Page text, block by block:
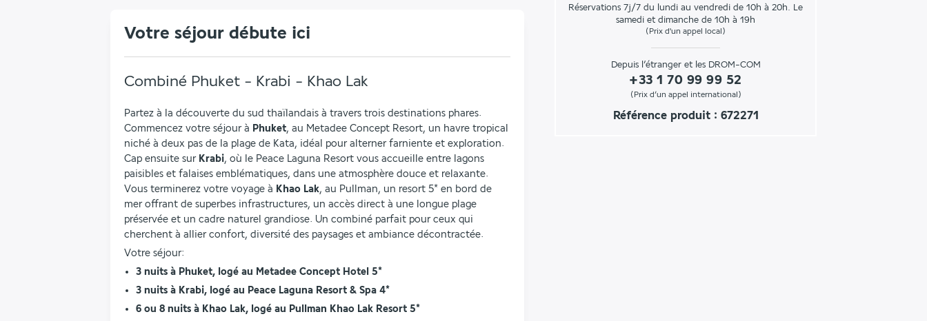
Réservations 7j/7 du lundi au vendredi de 10h à 20h. Le
samedi et dimanche de 10h à 19h
(Prix d'un appel local)
Depuis l’étranger et les DROM-COM
+33 1 70 99 99 52
(Prix d’un appel international)
Référence produit : 672271
Votre séjour débute ici
Combiné Phuket - Krabi - Khao Lak
Partez à la découverte du sud thaïlandais à travers trois destinations phares.
Commencez votre séjour à Phuket, au Metadee Concept Resort, un havre tropical
niché à deux pas de la plage de Kata, idéal pour alterner farniente et exploration.
Cap ensuite sur Krabi, où le Peace Laguna Resort vous accueille entre lagons
paisibles et falaises emblématiques, dans une atmosphère douce et relaxante.
Vous terminerez votre voyage à Khao Lak, au Pullman, un resort 5* en bord de
mer offrant de superbes infrastructures, un accès direct à une longue plage
préservée et un cadre naturel grandiose. Un combiné parfait pour ceux qui
cherchent à allier confort, diversité des paysages et ambiance décontractée.
Votre séjour:
3 nuits à Phuket, logé au Metadee Concept Hotel 5*
3 nuits à Krabi, logé au Peace Laguna Resort & Spa 4*
6 ou 8 nuits à Khao Lak, logé au Pullman Khao Lak Resort 5*